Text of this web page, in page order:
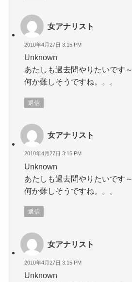
女アナリスト
2010年4月27日 3:15 PM
Unknown
あたしも過去問やりたいです～
何か難しそうですね。。。
返信
女アナリスト
2010年4月27日 3:15 PM
Unknown
あたしも過去問やりたいです～
何か難しそうですね。。。
返信
女アナリスト
2010年4月27日 3:15 PM
Unknown